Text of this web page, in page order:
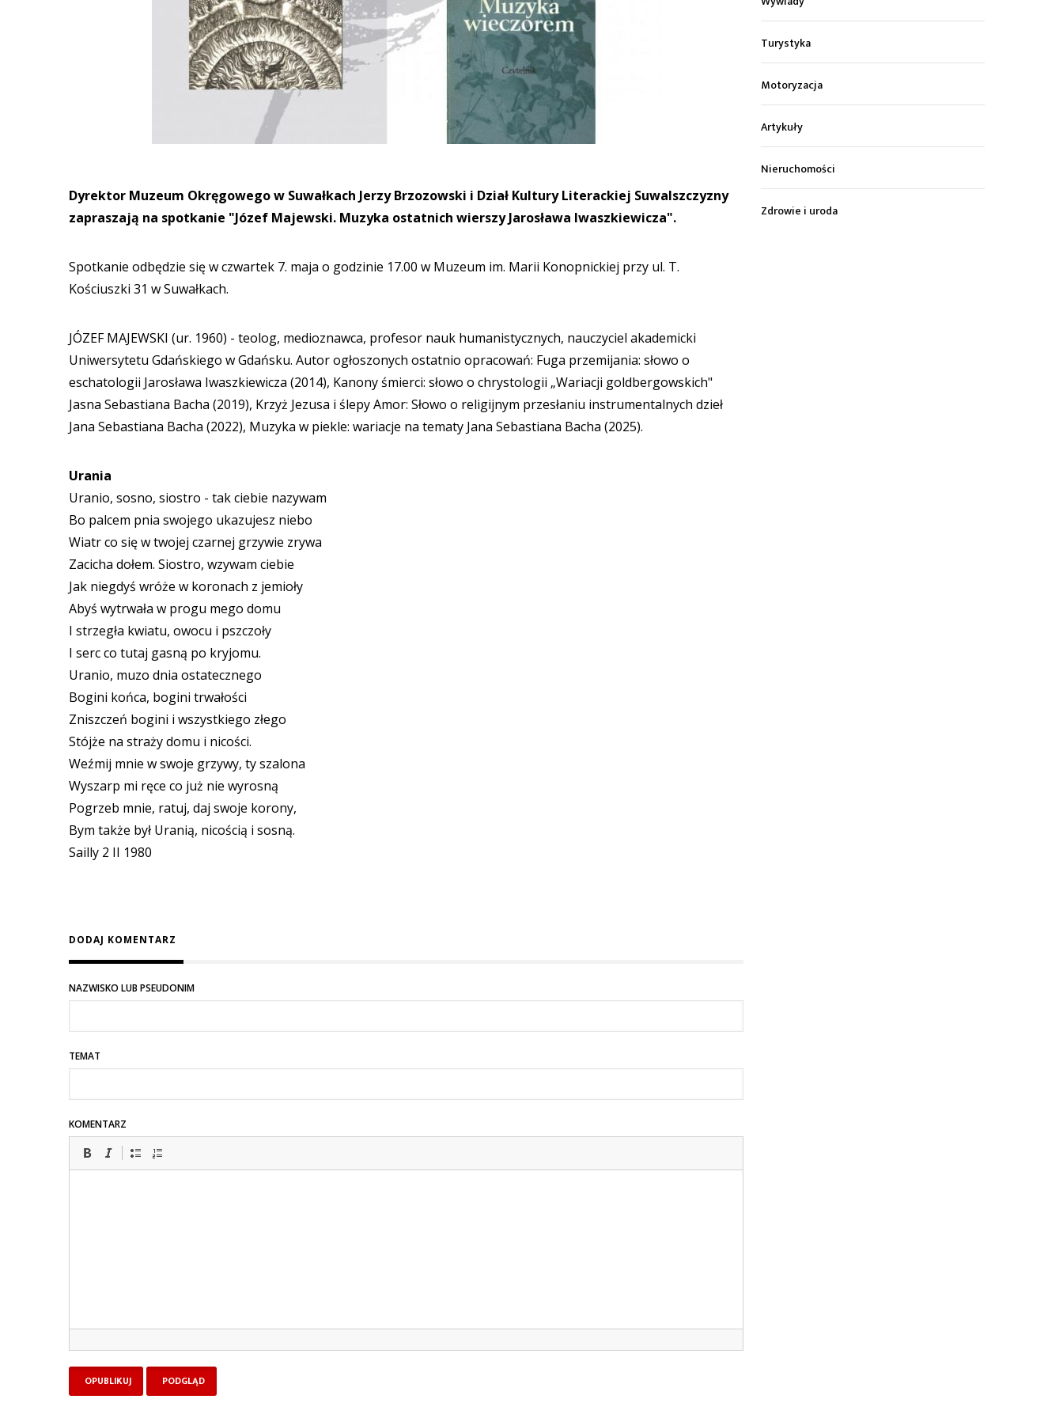
Dyrektor Muzeum Okręgowego w Suwałkach Jerzy Brzozowski i Dział Kultury Literackiej Suwalszczyzny
zapraszają na spotkanie "Józef Majewski. Muzyka ostatnich wierszy Jarosława Iwaszkiewicza".
Spotkanie odbędzie się w czwartek 7. maja o godzinie 17.00 w Muzeum im. Marii Konopnickiej przy ul. T.
Kościuszki 31 w Suwałkach.
JÓZEF MAJEWSKI (ur. 1960) - teolog, medioznawca, profesor nauk humanistycznych, nauczyciel akademicki
Uniwersytetu Gdańskiego w Gdańsku. Autor ogłoszonych ostatnio opracowań: Fuga przemijania: słowo o
eschatologii Jarosława Iwaszkiewicza (2014), Kanony śmierci: słowo o chrystologii „Wariacji goldbergowskich"
Jasna Sebastiana Bacha (2019), Krzyż Jezusa i ślepy Amor: Słowo o religijnym przesłaniu instrumentalnych dzieł
Jana Sebastiana Bacha (2022), Muzyka w piekle: wariacje na tematy Jana Sebastiana Bacha (2025).
Urania
Uranio, sosno, siostro - tak ciebie nazywam
Bo palcem pnia swojego ukazujesz niebo
Wiatr co się w twojej czarnej grzywie zrywa
Zacicha dołem. Siostro, wzywam ciebie
Jak niegdyś wróże w koronach z jemioły
Abyś wytrwała w progu mego domu
I strzegła kwiatu, owocu i pszczoły
I serc co tutaj gasną po kryjomu.
Uranio, muzo dnia ostatecznego
Bogini końca, bogini trwałości
Zniszczeń bogini i wszystkiego złego
Stójże na straży domu i nicości.
Weźmij mnie w swoje grzywy, ty szalona
Wyszarp mi ręce co już nie wyrosną
Pogrzeb mnie, ratuj, daj swoje korony,
Bym także był Uranią, nicością i sosną.
Sailly 2 II 1980
DODAJ KOMENTARZ
NAZWISKO LUB PSEUDONIM
TEMAT
KOMENTARZ
Turystyka
Motoryzacja
Artykuły
Nieruchomości
Zdrowie i uroda